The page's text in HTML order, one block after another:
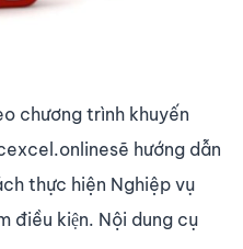
chương trình khuyến
hướng dẫn
thực hiện Nghiệp vụ
điều kiện. Nội dung cụ